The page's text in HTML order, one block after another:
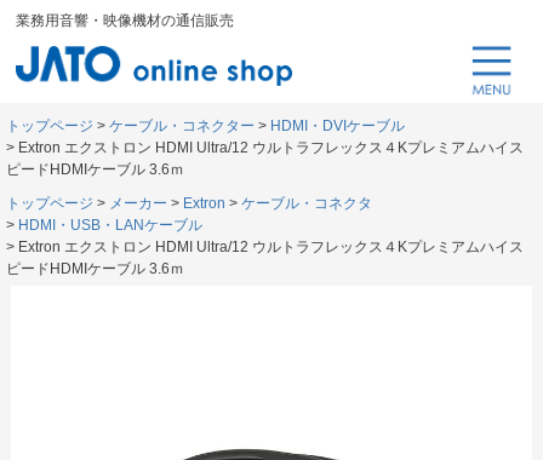
業務用音響・映像機材の通信販売
トップページ ケーブル・コネクター
HDMI・DVIケーブル
Extron エクストロン HDMI Ultra/12 ウルトラフレックス４Kプレミアムハイス
ピードHDMIケーブル 3.6ｍ
トップページ
メーカー Extron
ケーブル・コネクタ
HDMI・USB・LANケーブル
Extron エクストロン HDMI Ultra/12 ウルトラフレックス４Kプレミアムハイス
ピードHDMIケーブル 3.6ｍ